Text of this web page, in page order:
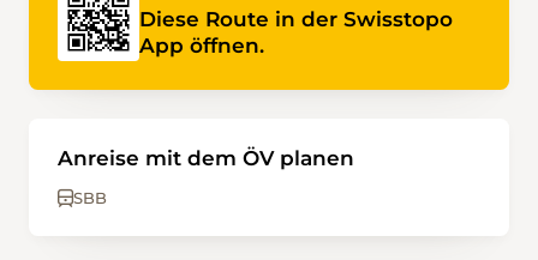
Diese Route in der Swisstopo
App öffnen.
Anreise mit dem ÖV planen
SBB